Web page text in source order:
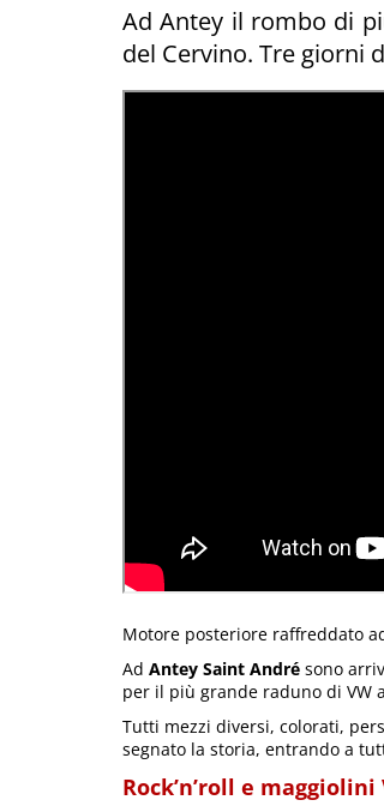
Ad Antey il rombo di
del Cervino. Tre giorni
Motore posteriore raffreddato
Ad Antey Saint André sono
per il più grande raduno di VW
Tutti mezzi diversi, colorati,
segnato la storia, entrando a
Rock’n’roll e